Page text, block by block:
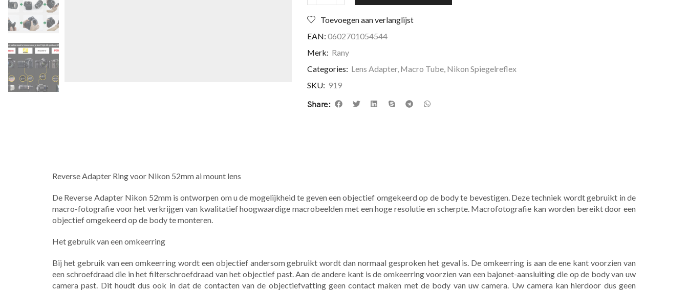
Toevoegen aan verlanglijst
EAN: 0602701054544
Merk: Rany
Categories: Lens Adapter, Macro Tube, Nikon Spiegelreflex
SKU: 919
Share:
Reverse Adapter Ring voor Nikon 52mm ai mount lens
De Reverse Adapter Nikon 52mm is ontworpen om u de mogelijkheid te geven een objectief omgekeerd op de body te bevestigen. Deze techniek wordt gebruikt in de
macro-fotografie voor het verkrijgen van kwalitatief hoogwaardige macrobeelden met een hoge resolutie en scherpte. Macrofotografie kan worden bereikt door een
objectief omgekeerd op de body te monteren.
Het gebruik van een omkeerring
Bij het gebruik van een omkeerring wordt een objectief andersom gebruikt wordt dan normaal gesproken het geval is. De omkeerring is aan de ene kant voorzien van
een schroefdraad die in het filterschroefdraad van het objectief past. Aan de andere kant is de omkeerring voorzien van een bajonet-aansluiting die op de body van uw
camera past. Dit houdt dus ook in dat de contacten van de objectiefvatting geen contact maken met de body van uw camera. Uw camera kan hierdoor dus geen